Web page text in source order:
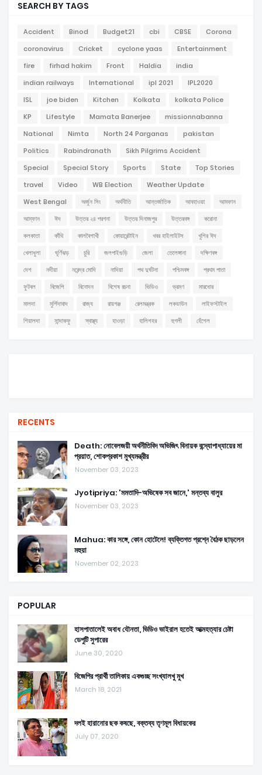
SEARCH BY TAGS
Accident Binod Budget21 cbi CBSE
Corona
coronavirus
Cricket cyclone yaas
Entertainment
fire
firhad hakim Front Haldia
india
indian railways
International ipl 2021
IPL2020
ISL
joe biden Kitchen Kolkata
kolkata Police
KP
Lifestyle Mamata Banerjee
missionnabanna
National
Nimta North 24 Parganas
pakistan
Politics
Rabindranath
Sikh Pilgrims Accident
Special
Special Story Sports State
Top Stories
travel
Video WB Election
Weather Update
West Bengal
অর্জুন সিং অর্থনীতি আন্তর্জাতিক আবহাওয়া
আমফান
আম্ফান
ঈদ উত্তর ২৪ পরগনা উত্তর দিনাজপুর উত্তরবঙ্গ
করোনা
কলকাতা
কাঁথি কালবৈশাখী কোয়ারেন্টাইন খবর হাইলাইটস
খুশির ঈদ
খেলাধুলা
ঘূর্ণিঝড় চুরি জলপাইগুড়ি জেলা তেলেঙ্গানা
দক্ষিণবঙ্গ
দেশ
নদীয়া নরেন্দ্র মোদি নাদিয়া পথ দুর্ঘটনা পশ্চিমবঙ্গ
প্রথম পাতা
ফুটবল
বিজেপি বিনোদন বিশেষ রচনা ভিডিও ভ্রমণ
মারধোর
মালদা
মুর্শিদাবাদ রাজ্য রায়গঞ্জ রেলমন্ত্রক লকডাউন
লাইফস্টাইল
শিয়ালদা
সান্দাকফু স্বাস্থ্য হাওড়া হালিশহর হুগলী হেঁশেল
RECENTS
Death: নোবেলজয়ী অর্থনীতিবিদ অভিজিৎ বিনায়ক বন্দ্যোপাধ্যায়ের মা
প্রয়াত, শোকপ্রকাশ মুখ্যমন্ত্রীর
November 03, 2023
Jyotipriya: 'মমতাদি-অভিষেক সব জানে,' মন্তব্য বালুর
November 03, 2023
Mahua: কার সঙ্গে, কোন হোটেলে! ব্যক্তিগত প্রশ্নে বৈঠক ছাড়লেন
মহুয়া
November 02, 2023
POPULAR
হাসপাতালেই অবাধ যৌনতা, ভিডিও ভাইরাল হতেই আত্মহত্যার চেষ্টা
ডেপুটি সুপারের
June 30, 2020
বিজেপির প্রার্থী তালিকায় একগুচ্ছ সংখ্যালখু মুখ
March 18, 2021
দলই হারানোর ছক কষছে, বক্তব্য তৃণমূল বিধায়কের
July 07, 2020